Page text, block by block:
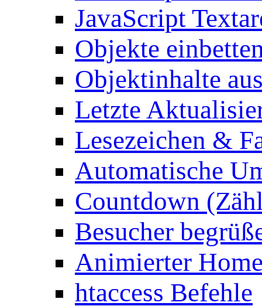
JavaScript
Objekte
Objektinhalte
Letzte
Lesezeichen &
Automatische
Countdown
Besucher
Animierter
htaccess Befehle